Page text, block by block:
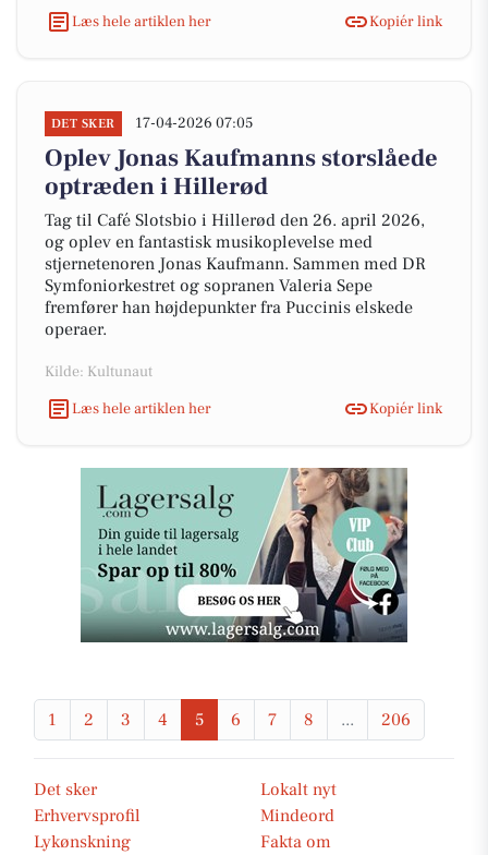
Læs hele artiklen her
Kopiér link
DET SKER 17-04-2026 07:05
Oplev Jonas Kaufmanns storslåede
optræden i Hillerød
Tag til Café Slotsbio i Hillerød den 26. april 2026,
og oplev en fantastisk musikoplevelse med
stjernetenoren Jonas Kaufmann. Sammen med DR
Symfoniorkestret og sopranen Valeria Sepe
fremfører han højdepunkter fra Puccinis elskede
operaer.
Kilde: Kultunaut
Læs hele artiklen her
Kopiér link
1 2 3 4 5 6 7 8 ... 206
Det sker
Lokalt nyt
Erhvervsprofil
Mindeord
Lykønskning
Fakta om